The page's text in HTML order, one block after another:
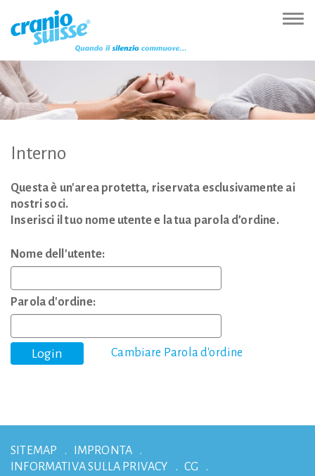
(Accesskey
Hauptnavigation
(Accesskey
Inhalt
(Accesskey
Sprachumschaltung
(Accesskey
Interno
Questa è un'area protetta, riservata esclusivamente ai
nostri soci.
Inserisci il tuo nome utente e la tua parola d’ordine.
Nome dell'utente:
Parola d'ordine:
Cambiare Parola d'ordine
SITEMAP
IMPRONTA
INFORMATIVA SULLA PRIVACY
CG